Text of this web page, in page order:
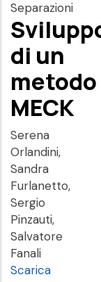
Separazioni
di un
metodo
MECK
Serena
Orlandini,
Sandra
Furlanetto,
Sergio
Pinzauti,
Salvatore
Fanali
Scarica